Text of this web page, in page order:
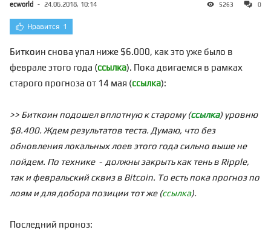
ecworld - 24.06.2018, 10:14 5263 0
Нравится 1
Биткоин снова упал ниже $6.000, как это уже было в
феврале этого года (ссылка). Пока двигаемся в рамках
старого прогноза от 14 мая (ссылка):
>> Биткоин подошел вплотную к старому (ссылка) уровню
$8.400. Ждем результатов теста. Думаю, что без
обновления локальных лоев этого года сильно выше не
пойдем. По технике - должны закрыть как тень в Ripple,
так и февральский сквиз в Bitcoin. То есть пока прогноз по
лоям и для добора позиции тот же (ссылка).
Последний проноз: